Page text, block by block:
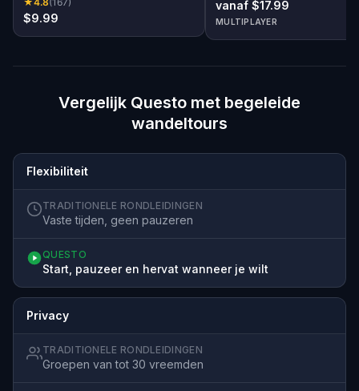
$9.99
vanaf $17.99
MULTIPLAYER
Vergelijk Questo met begeleide
wandeltours
Flexibiliteit
TRADITIONELE RONDLEIDINGEN
Vaste tijden, geen pauzeren
QUESTO
Start, pauzeer en hervat wanneer je wilt
Privacy
TRADITIONELE RONDLEIDINGEN
Groepen van tot 30 vreemden